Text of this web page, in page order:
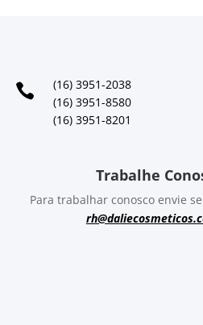

(16) 3951-2038
(16) 3951-8580
(16) 3951-8201
Trabalhe
Para trabalhar conosco envie